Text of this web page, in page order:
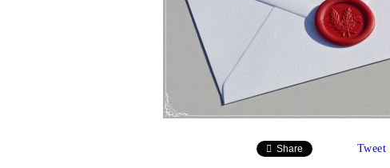
Share Tweet